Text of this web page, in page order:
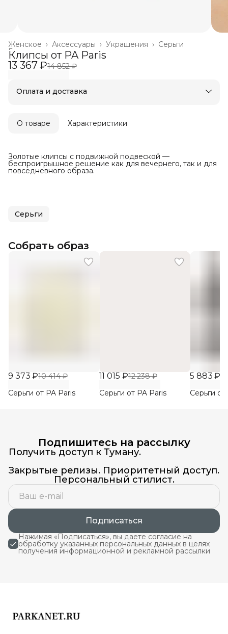
Серьги
Украшения ›
Аксессуары ›
Женское ›
Главная ›
Клипсы от PA Paris
13 367 ₽14 852 ₽
Оплата и доставка
Оплата после примерки
О товаре Характеристики
Золотые клипсы с подвижной подвеской —
беспроигрышное решение как для вечернего, так и для
повседневного образа.
Серьги
Собрать образ
9 373 ₽10 414 ₽
Серьги от PA Paris
11 015 ₽12 238 ₽
Серьги от PA Paris
5 883 ₽
Серьги от
Подпишитесь на рассылку
Получить доступ к Туману.
Закрытые релизы. Приоритетный доступ.
Персональный стилист.
Подписаться
Нажимая «Подписаться», вы даете согласие на
обработку указанных персональных данных в целях
получения информационной и рекламной рассылки